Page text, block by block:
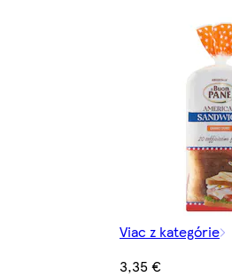
Viac z kategórie
3,35 €